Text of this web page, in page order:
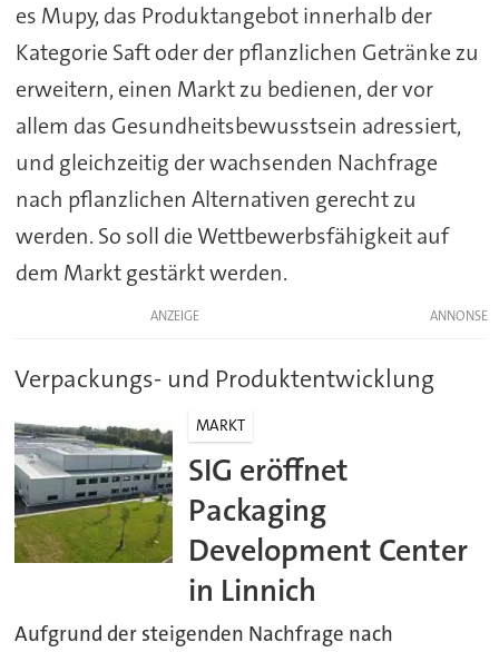
es Mupy, das Produktangebot innerhalb der
Kategorie Saft oder der pflanzlichen Getränke zu
erweitern, einen Markt zu bedienen, der vor
allem das Gesundheitsbewusstsein adressiert,
und gleichzeitig der wachsenden Nachfrage
nach pflanzlichen Alternativen gerecht zu
werden. So soll die Wettbewerbsfähigkeit auf
dem Markt gestärkt werden.
ANZEIGE
Verpackungs- und Produktentwicklung
MARKT
SIG eröffnet
Packaging
Development Center
in Linnich
Aufgrund der steigenden Nachfrage nach